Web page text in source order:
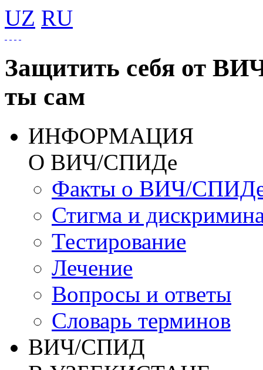
UZ RU
Защитить себя от
ты сам
ИНФОРМАЦИЯ
О ВИЧ/СПИДе
Факты о ВИЧ/
Стигма и
Тестирование
Лечение
Вопросы и ответы
Словарь терминов
ВИЧ/СПИД